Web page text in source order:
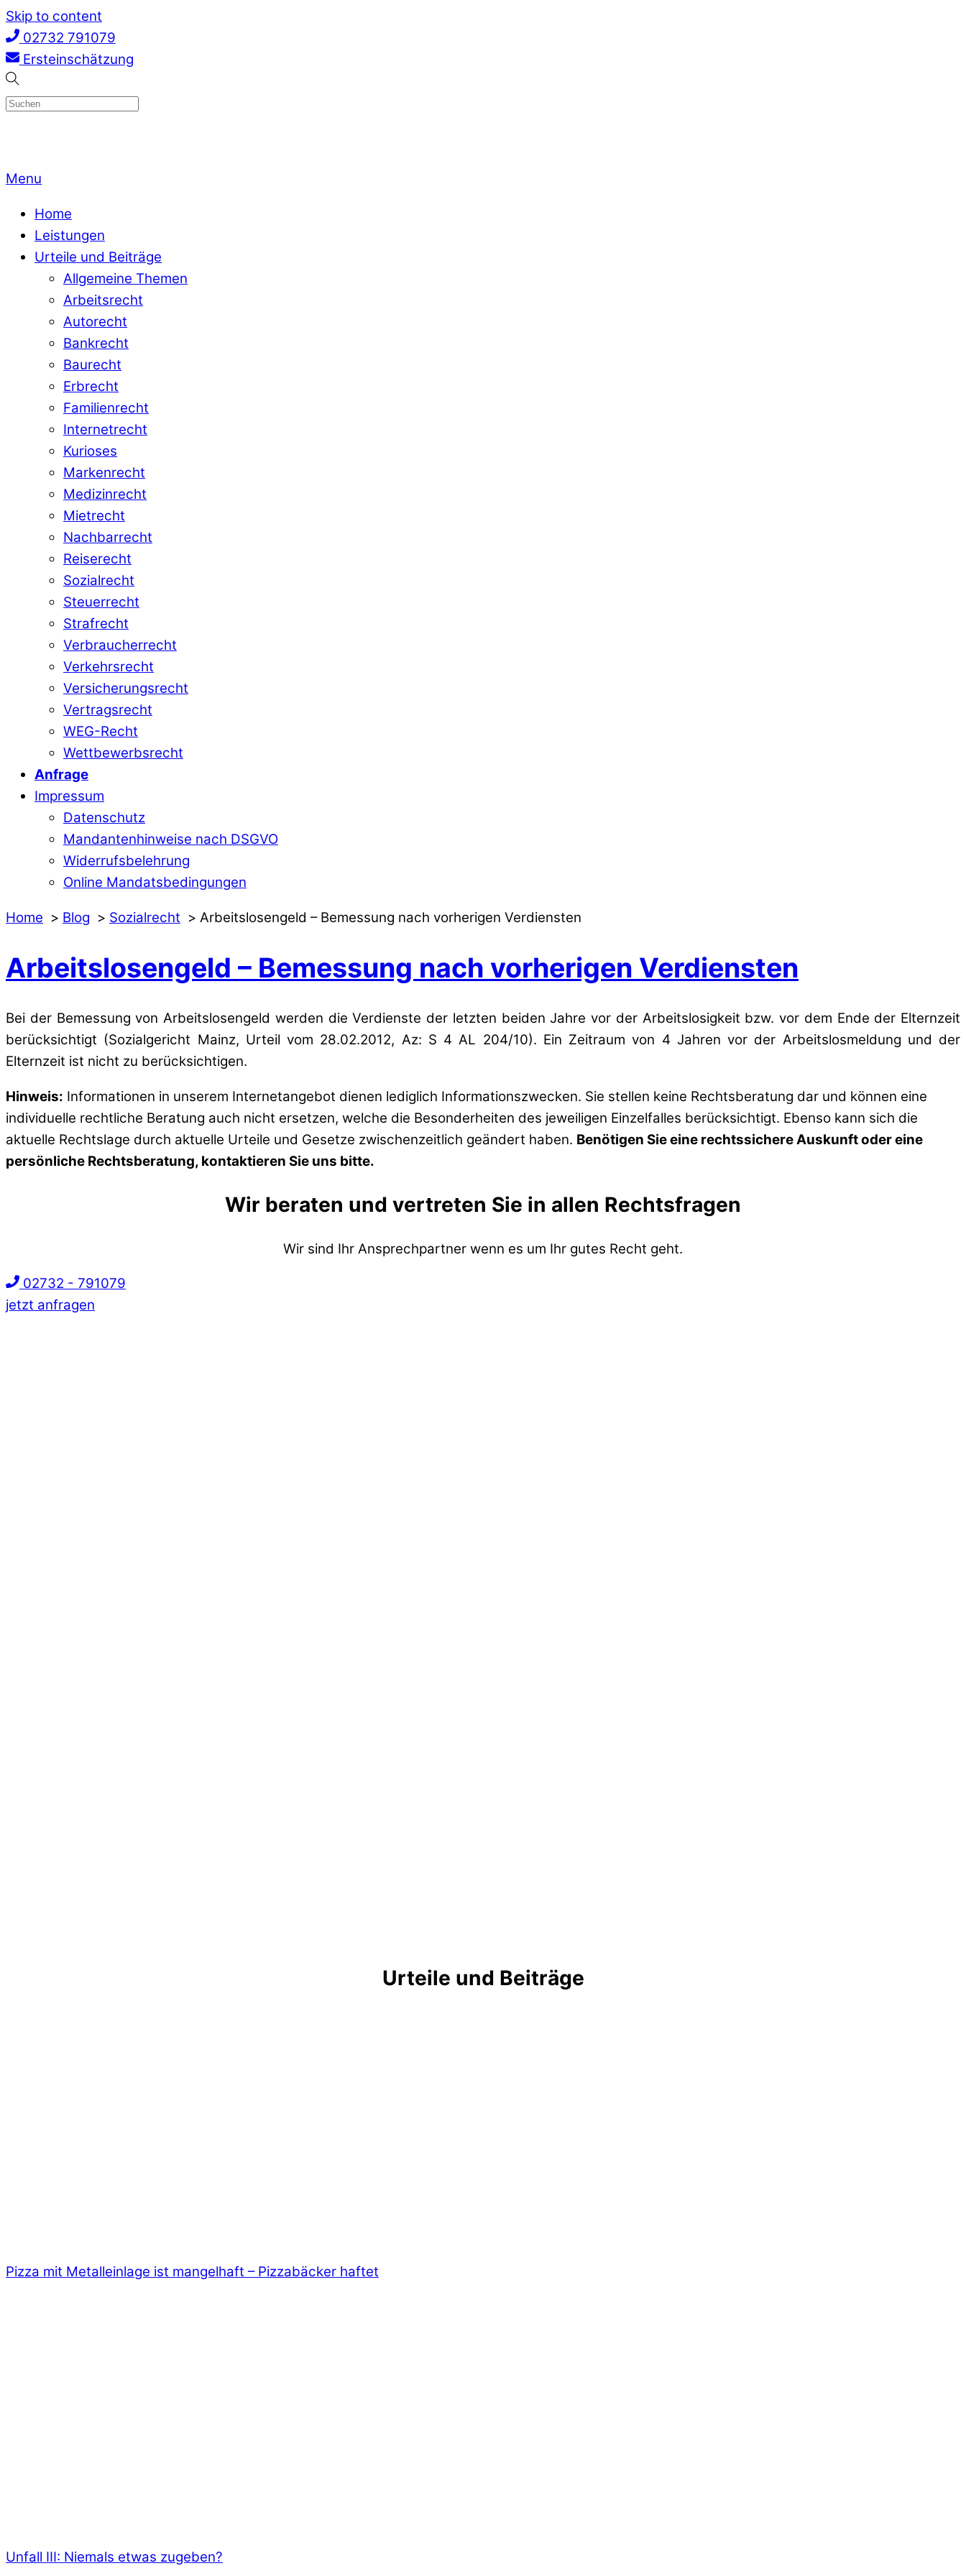
Skip to content
02732 791079
Ersteinschätzung
Menu
Home
Leistungen
Urteile und Beiträge
Allgemeine Themen
Arbeitsrecht
Autorecht
Bankrecht
Baurecht
Erbrecht
Familienrecht
Internetrecht
Kurioses
Markenrecht
Medizinrecht
Mietrecht
Nachbarrecht
Reiserecht
Sozialrecht
Steuerrecht
Strafrecht
Verbraucherrecht
Verkehrsrecht
Versicherungsrecht
Vertragsrecht
WEG-Recht
Wettbewerbsrecht
Anfrage
Impressum
Datenschutz
Mandantenhinweise nach DSGVO
Widerrufsbelehrung
Online Mandatsbedingungen
Home Blog Sozialrecht Arbeitslosengeld – Bemessung nach vorherigen Verdiensten
Arbeitslosengeld – Bemessung nach vorherigen Verdiensten
Bei der Bemessung von Arbeitslosengeld werden die Verdienste der letzten beiden Jahre vor der Arbeitslosigkeit bzw. vor dem Ende der Elternzeit
berücksichtigt (Sozialgericht Mainz, Urteil vom 28.02.2012, Az: S 4 AL 204/10). Ein Zeitraum von 4 Jahren vor der Arbeitslosmeldung und der
Elternzeit ist nicht zu berücksichtigen.
Hinweis: Informationen in unserem Internetangebot dienen lediglich Informationszwecken. Sie stellen keine Rechtsberatung dar und können eine
individuelle rechtliche Beratung auch nicht ersetzen, welche die Besonderheiten des jeweiligen Einzelfalles berücksichtigt. Ebenso kann sich die
aktuelle Rechtslage durch aktuelle Urteile und Gesetze zwischenzeitlich geändert haben. Benötigen Sie eine rechtssichere Auskunft oder eine
persönliche Rechtsberatung, kontaktieren Sie uns bitte.
Wir beraten und vertreten Sie in allen Rechtsfragen
Wir sind Ihr Ansprechpartner wenn es um Ihr gutes Recht geht.
02732 - 791079
jetzt anfragen
Urteile und Beiträge
Pizza mit Metalleinlage ist mangelhaft – Pizzabäcker haftet
Unfall III: Niemals etwas zugeben?